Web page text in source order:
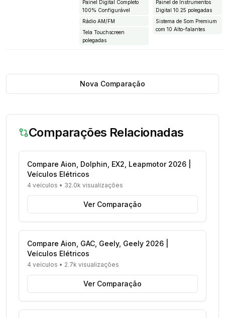
Painel Digital Completo
100% Configurável
Rádio AM/FM
Tela Touchscreen
polegadas
Painel de Instrumentos
Digital 10.25 polegadas
Sistema de Som Premium
com 10 Alto-falantes
Nova Comparação
Comparações Relacionadas
Compare Aion, Dolphin, EX2, Leapmotor 2026 |
Veículos Elétricos
4 veículos • 32.0k visualizações
Ver Comparação
Compare Aion, GAC, Geely, Geely 2026 |
Veículos Elétricos
4 veículos • 2.7k visualizações
Ver Comparação